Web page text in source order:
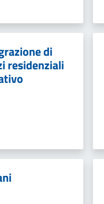
di
residenziali